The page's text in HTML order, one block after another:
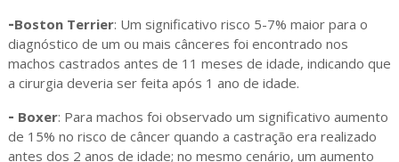
-Boston Terrier: Um significativo risco 5-7% maior para o
diagnóstico de um ou mais cânceres foi encontrado nos
machos castrados antes de 11 meses de idade, indicando que
a cirurgia deveria ser feita após 1 ano de idade.
- Boxer: Para machos foi observado um significativo aumento
de 15% no risco de câncer quando a castração era realizado
antes dos 2 anos de idade; no mesmo cenário, um aumento